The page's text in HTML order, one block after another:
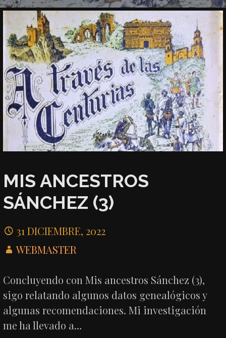
MIS ANCESTROS
SÁNCHEZ (3)
31 DICIEMBRE, 2022
WEBMASTER
Concluyendo con Mis ancestros Sánchez (3),
sigo relatando algunos datos genealógicos y
algunas recomendaciones. Mi investigación
me ha llevado a…